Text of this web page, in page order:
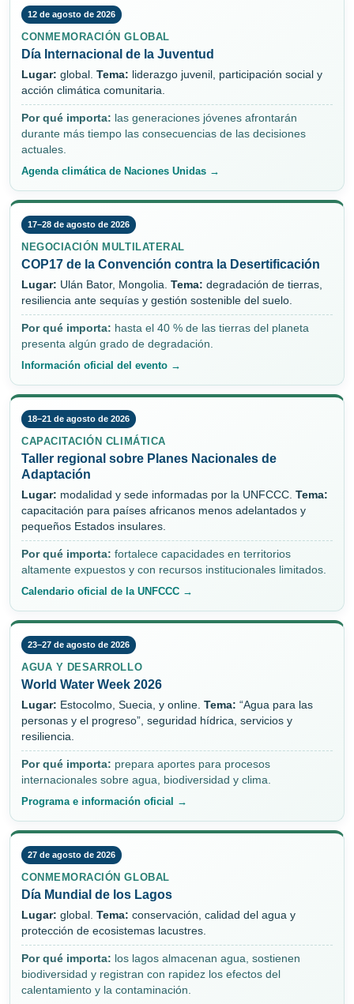
12 de agosto de 2026
CONMEMORACIÓN GLOBAL
Día Internacional de la Juventud
Lugar: global. Tema: liderazgo juvenil, participación social y
acción climática comunitaria.
Por qué importa: las generaciones jóvenes afrontarán
durante más tiempo las consecuencias de las decisiones
actuales.
Agenda climática de Naciones Unidas →
17–28 de agosto de 2026
NEGOCIACIÓN MULTILATERAL
COP17 de la Convención contra la Desertificación
Lugar: Ulán Bator, Mongolia. Tema: degradación de tierras,
resiliencia ante sequías y gestión sostenible del suelo.
Por qué importa: hasta el 40 % de las tierras del planeta
presenta algún grado de degradación.
Información oficial del evento →
18–21 de agosto de 2026
CAPACITACIÓN CLIMÁTICA
Taller regional sobre Planes Nacionales de
Adaptación
Lugar: modalidad y sede informadas por la UNFCCC. Tema:
capacitación para países africanos menos adelantados y
pequeños Estados insulares.
Por qué importa: fortalece capacidades en territorios
altamente expuestos y con recursos institucionales limitados.
Calendario oficial de la UNFCCC →
23–27 de agosto de 2026
AGUA Y DESARROLLO
World Water Week 2026
Lugar: Estocolmo, Suecia, y online. Tema: “Agua para las
personas y el progreso”, seguridad hídrica, servicios y
resiliencia.
Por qué importa: prepara aportes para procesos
internacionales sobre agua, biodiversidad y clima.
Programa e información oficial →
27 de agosto de 2026
CONMEMORACIÓN GLOBAL
Día Mundial de los Lagos
Lugar: global. Tema: conservación, calidad del agua y
protección de ecosistemas lacustres.
Por qué importa: los lagos almacenan agua, sostienen
biodiversidad y registran con rapidez los efectos del
calentamiento y la contaminación.